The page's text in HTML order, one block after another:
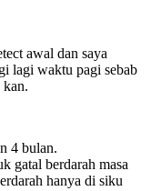
awal dan saya
lagi waktu pagi sebab
kan.
4 bulan.
gatal berdarah masa
hanya di siku